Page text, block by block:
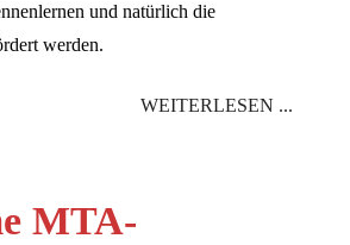
und natürlich die
werden.
WEITERLESEN ...
MTA-